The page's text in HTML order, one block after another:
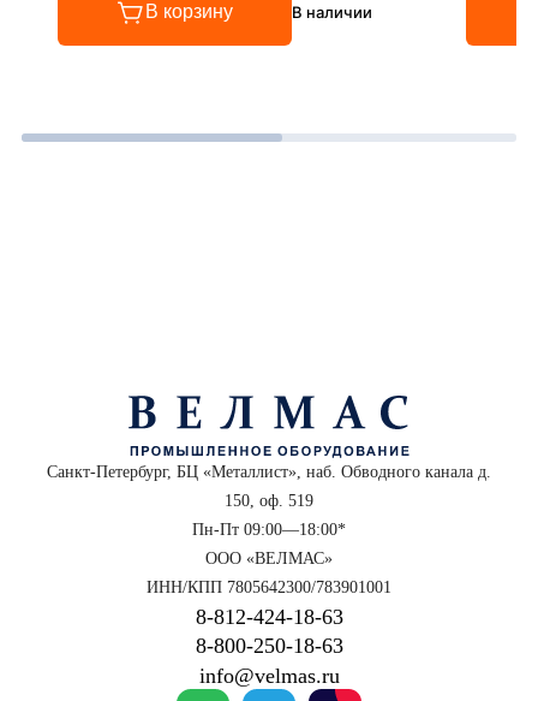
В корзину В наличии
Санкт-Петербург, БЦ «Металлист», наб. Обводного канала д.
150, оф. 519
Пн-Пт 09:00—18:00*
ООО «ВЕЛМАС»
ИНН/КПП 7805642300/783901001
8‑812‑424‑18‑63
8‑800‑250‑18‑63
info@velmas.ru